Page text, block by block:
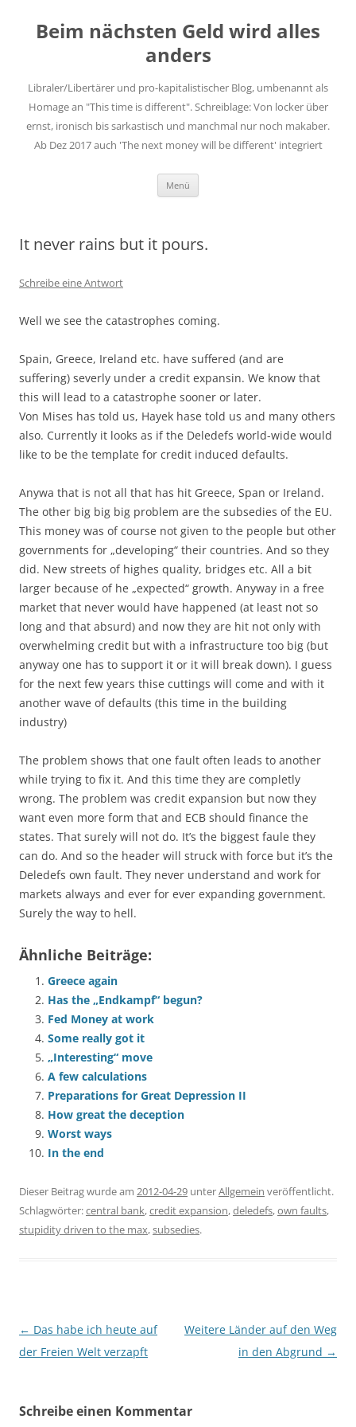
springen
Beim nächsten Geld wird alles
anders
Libraler/Libertärer und pro-kapitalistischer Blog, umbenannt als
Homage an "This time is different". Schreiblage: Von locker über
ernst, ironisch bis sarkastisch und manchmal nur noch makaber.
Ab Dez 2017 auch 'The next money will be different' integriert
Menü
It never rains but it pours.
Schreibe eine Antwort
Well we see the catastrophes coming.
Spain, Greece, Ireland etc. have suffered (and are
suffering) severly under a credit expansin. We know that
this will lead to a catastrophe sooner or later.
Von Mises has told us, Hayek hase told us and many others
also. Currently it looks as if the Deledefs world-wide would
like to be the template for credit induced defaults.
Anywa that is not all that has hit Greece, Span or Ireland.
The other big big big problem are the subsedies of the EU.
This money was of course not given to the people but other
governments for „developing“ their countries. And so they
did. New streets of highes quality, bridges etc. All a bit
larger because of he „expected“ growth. Anyway in a free
market that never would have happened (at least not so
long and that absurd) and now they are hit not only with
overwhelming credit but with a infrastructure too big (but
anyway one has to support it or it will break down). I guess
for the next few years thise cuttings will come and with it
another wave of defaults (this time in the building
industry)
The problem shows that one fault often leads to another
while trying to fix it. And this time they are completly
wrong. The problem was credit expansion but now they
want even more form that and ECB should finance the
states. That surely will not do. It’s the biggest faule they
can do. And so the header will struck with force but it’s the
Deledefs own fault. They never understand and work for
markets always and ever for ever expanding government.
Surely the way to hell.
Ähnliche Beiträge:
Greece again
Has the „Endkampf“ begun?
Fed Money at work
Some really got it
„Interesting“ move
A few calculations
Preparations for Great Depression II
How great the deception
Worst ways
In the end
Dieser Beitrag wurde am 2012-04-29 unterAllgemein veröffentlicht.
Schlagwörter:central bank,credit expansion,deledefs,own faults,
stupidity driven to the max,subsedies.
Beitragsnavigation
← Das habe ich heute auf
der Freien Welt verzapft
Weitere Länder auf den Weg
in den Abgrund →
Schreibe einen Kommentar